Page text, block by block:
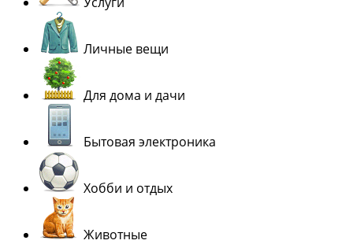
Личные вещи
Для дома и дачи
Бытовая электроника
Хобби и отдых
Животные